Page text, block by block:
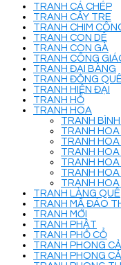
TRANH CÁ CHÉP
TRANH CÂY TRE
TRANH CHIM
TRANH CON DÊ
TRANH CON GÀ
TRANH CÔNG
TRANH ĐẠI BÀNG
TRANH ĐỒNG QUÊ
TRANH HIỆN ĐẠI
TRANH HỔ
TRANH HOA
TRANH
TRANH HOA
TRANH HOA
TRANH HOA
TRANH HOA
TRANH
TRANH HOA
TRANH LÀNG QUÊ
TRANH MÃ ĐÁO
TRANH MỚI
TRANH PHẬT
TRANH PHỐ CỔ
TRANH PHONG
TRANH PHONG